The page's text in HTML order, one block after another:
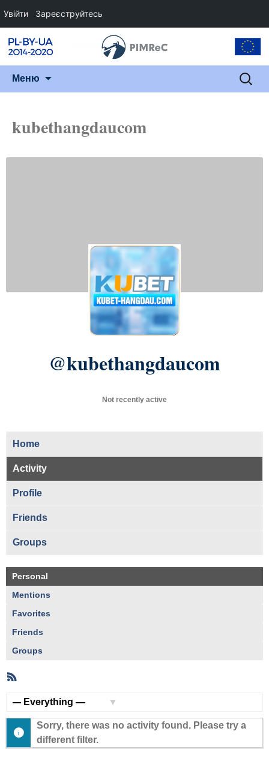
Меню
kubethangdaucom
@kubethangdaucom
Not recently active
Home
Activity
Profile
Friends
Groups
Personal
Mentions
Favorites
Friends
Groups
Member
Activities
Show:
Sorry, there was no activity found. Please try a
different filter.
Увійти Зареєструйтесь